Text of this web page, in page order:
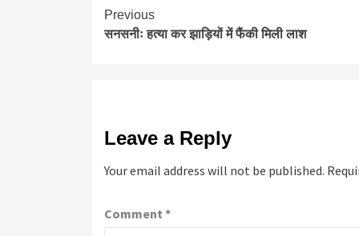
Continue
Reading
Previous
सनसनीः हत्या कर झाड़ियों में फैंकी मिली लाश
Leave a Reply
Your email address will not be published.
Comment *